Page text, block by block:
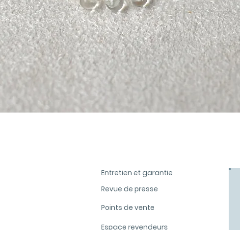
Entretien et garantie
Points de vente
Revue de presse
Espace revendeurs